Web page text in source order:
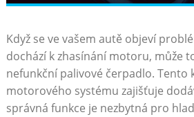
Když se ve vašem​ autě objeví
dochází k zhasínání ‍motoru, může
nefunkční palivové čerpadlo.​ Tento
‌motorového ⁢systému ⁤zajišťuje
správná funkce​ je nezbytná pro